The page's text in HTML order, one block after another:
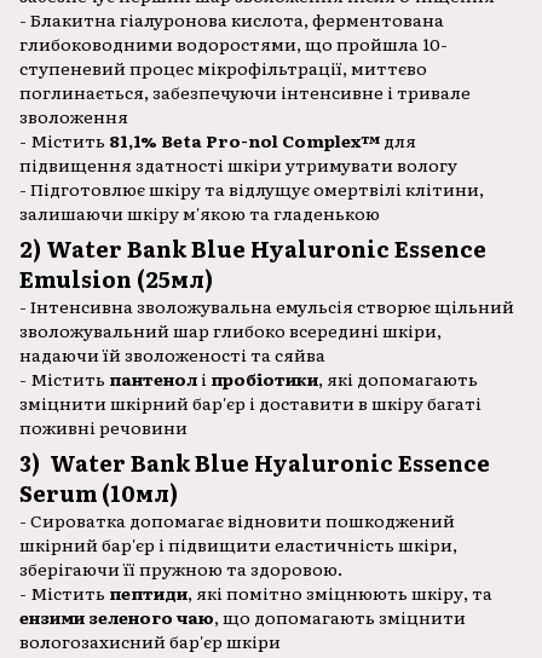
- Блакитна гіалуронова кислота, ферментована
глибоководними водоростями, що пройшла 10-
ступеневий процес мікрофільтрації, миттєво
поглинається, забезпечуючи інтенсивне і тривале
зволоження
- Містить 81,1% Beta Pro-nol Complex™ для
підвищення здатності шкіри утримувати вологу
- Підготовлює шкіру та відлущує омертвілі клітини,
залишаючи шкіру м'якою та гладенькою
2) Water Bank Blue Hyaluronic Essence
Emulsion (25мл)
- Інтенсивна зволожувальна емульсія створює щільний
зволожувальний шар глибоко всередині шкіри,
надаючи їй зволоженості та сяйва
- Містить пантенол і пробіотики, які допомагають
зміцнити шкірний бар'єр і доставити в шкіру багаті
поживні речовини
3) Water Bank Blue Hyaluronic Essence
Serum (10мл)
- Сироватка допомагає відновити пошкоджений
шкірний бар'єр і підвищити еластичність шкіри,
зберігаючи її пружною та здоровою.
- Містить пептиди, які помітно зміцнюють шкіру, та
ензими зеленого чаю, що допомагають зміцнити
вологозахисний бар'єр шкіри